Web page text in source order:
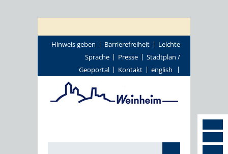
Hinweis geben Barrierefreiheit
Leichte
Sprache
Presse
Stadtplan /
Geoportal
Kontakt english